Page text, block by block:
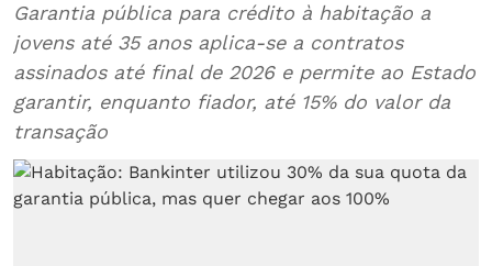
Garantia pública para crédito à habitação a
jovens até 35 anos aplica-se a contratos
assinados até final de 2026 e permite ao Estado
garantir, enquanto fiador, até 15% do valor da
transação